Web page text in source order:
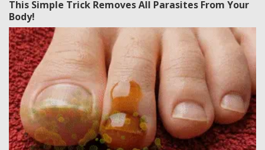
This Simple Trick Removes All Parasites From Your
Body!